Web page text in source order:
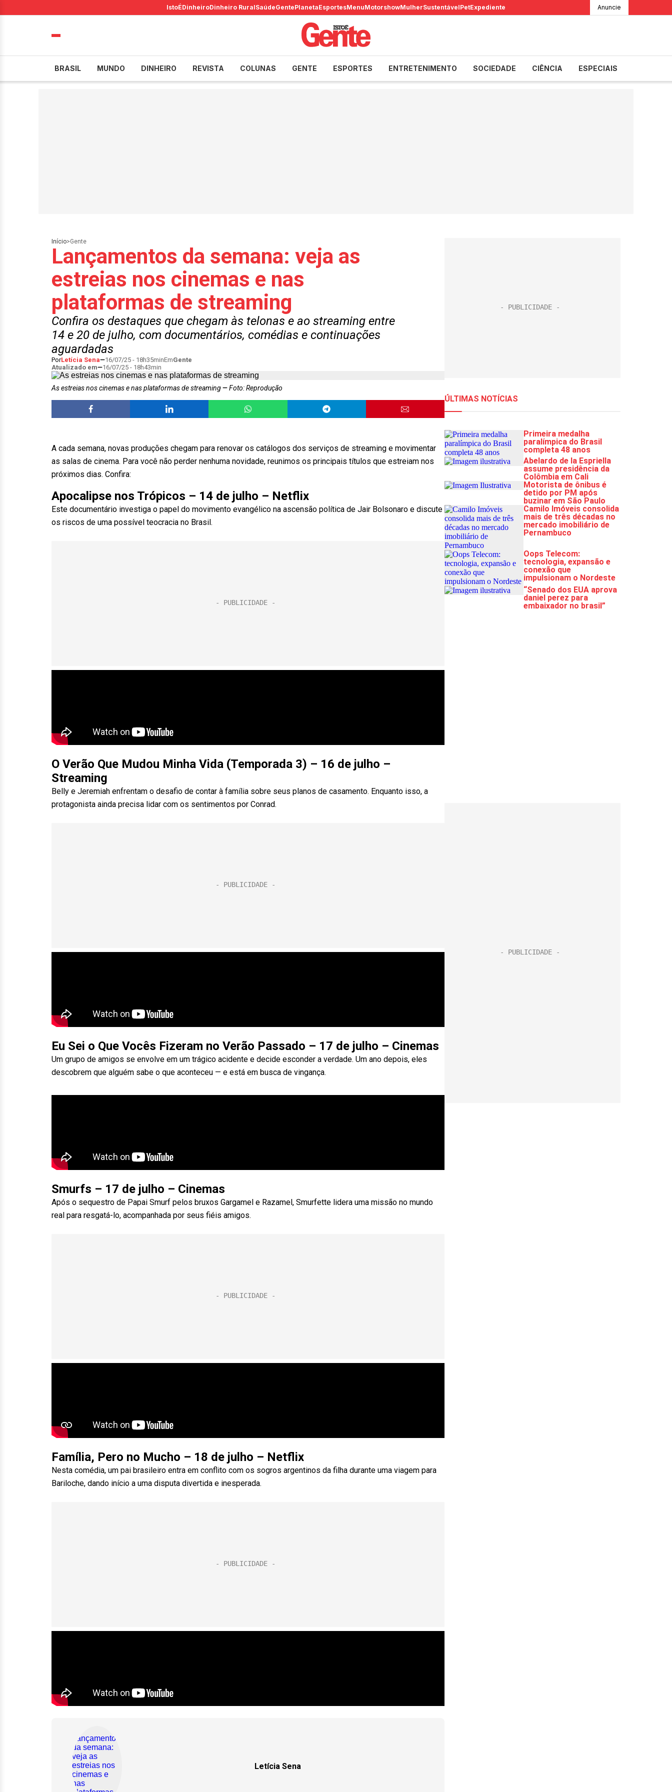
IstoÉDinheiroDinheiro RuralSaúdeGentePlanetaEsportesMenuMotorshowMulherSustentávelPetExpediente Anuncie
BRASIL MUNDO DINHEIRO REVISTA COLUNAS GENTE ESPORTES ENTRETENIMENTO SOCIEDADE CIÊNCIA ESPECIAIS
Início>Gente
Lançamentos da semana: veja as
estreias nos cinemas e nas
plataformas de streaming
Confira os destaques que chegam às telonas e ao streaming entre
14 e 20 de julho, com documentários, comédias e continuações
aguardadas
PorLetícia Sena 16/07/25 - 18h35minEmGente
Atualizado em
16/07/25 - 18h43min
As estreias nos cinemas e nas plataformas de streaming Foto: Reprodução
A cada semana, novas produções chegam para renovar os catálogos dos serviços de streaming e movimentar
as salas de cinema. Para você não perder nenhuma novidade, reunimos os principais títulos que estreiam nos
próximos dias. Confira:
Apocalipse nos Trópicos – 14 de julho – Netflix
Este documentário investiga o papel do movimento evangélico na ascensão política de Jair Bolsonaro e discute
os riscos de uma possível teocracia no Brasil.
O Verão Que Mudou Minha Vida (Temporada 3) – 16 de julho –
Streaming
Belly e Jeremiah enfrentam o desafio de contar à família sobre seus planos de casamento. Enquanto isso, a
protagonista ainda precisa lidar com os sentimentos por Conrad.
Eu Sei o Que Vocês Fizeram no Verão Passado – 17 de julho – Cinemas
Um grupo de amigos se envolve em um trágico acidente e decide esconder a verdade. Um ano depois, eles
descobrem que alguém sabe o que aconteceu — e está em busca de vingança.
Smurfs – 17 de julho – Cinemas
Após o sequestro de Papai Smurf pelos bruxos Gargamel e Razamel, Smurfette lidera uma missão no mundo
real para resgatá-lo, acompanhada por seus fiéis amigos.
Família, Pero no Mucho – 18 de julho – Netflix
Nesta comédia, um pai brasileiro entra em conflito com os sogros argentinos da filha durante uma viagem para
Bariloche, dando início a uma disputa divertida e inesperada.
Letícia Sena